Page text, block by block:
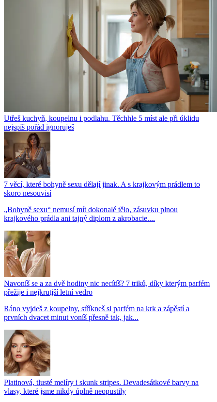
Utřeš kuchyň, koupelnu i podlahu. Těchhle 5 míst ale při úklidu
nejspíš pořád ignoruješ
7 věcí, které bohyně sexu dělají jinak. A s krajkovým prádlem to
skoro nesouvisí
„Bohyně sexu“ nemusí mít dokonalé tělo, zásuvku plnou
krajkového prádla ani tajný diplom z akrobacie....
Navoníš se a za dvě hodiny nic necítíš? 7 triků, díky kterým parfém
přežije i nejkrutjší letní vedro
Ráno vyjdeš z koupelny, stříkneš si parfém na krk a zápěstí a
prvních dvacet minut voníš přesně tak, jak...
Platinová, tlusté melíry i skunk stripes. Devadesátkové barvy na
vlasy, které jsme nikdy úplně neopustily